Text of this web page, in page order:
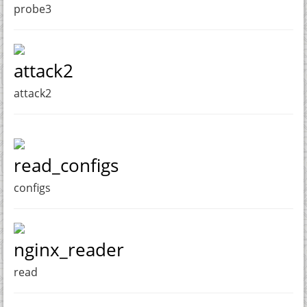
probe3
attack2
attack2
read_configs
configs
nginx_reader
read